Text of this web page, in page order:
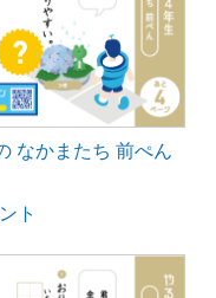
なかまたち 前ぺん
ト